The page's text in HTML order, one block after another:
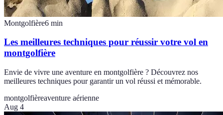
Montgolfière6 min
Les meilleures techniques pour réussir votre vol en
montgolfière
Envie de vivre une aventure en montgolfière ? Découvrez nos
meilleures techniques pour garantir un vol réussi et mémorable.
montgolfièreaventure aérienne
Aug 4